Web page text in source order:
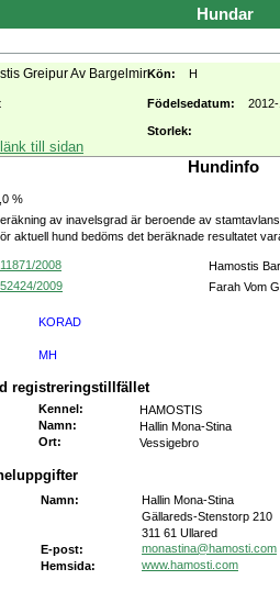
Hundar
Greipur Av BargelmirKön: H
Födelsedatum:
Storlek:
till sidan
Hundinfo
%
av inavelsgrad är beroende av
aktuell hund bedöms det beräknade resultatet
2008
Hamostis
2009 Farah Vom
KORAD
MH
registreringstillfället
Kennel :
HAMOSTIS
Namn:
Hallin Mona-Stina
Ort: Vessigebro
Namn:
Hallin Mona-Stina
Gällareds-Stenstorp 210
311 61 Ullared
E-post:
monastina@hamosti.com
Hemsida:
www.hamosti.com